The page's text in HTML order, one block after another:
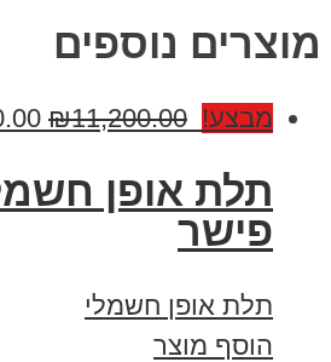
מוצרים נוספים
מבצע! ₪11,200.00
פישר
תלת אופן חשמלי
הוסף מוצר